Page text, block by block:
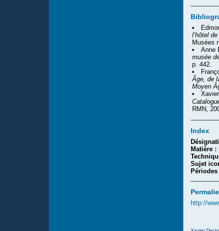
l’hôtel
Musées
Anne
musée
p. 442.
Âge, de
Moyen
RMN,
Index
Matière :
Sujet
http://